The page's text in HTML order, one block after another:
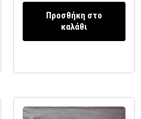
Προσθήκη στο
καλάθι